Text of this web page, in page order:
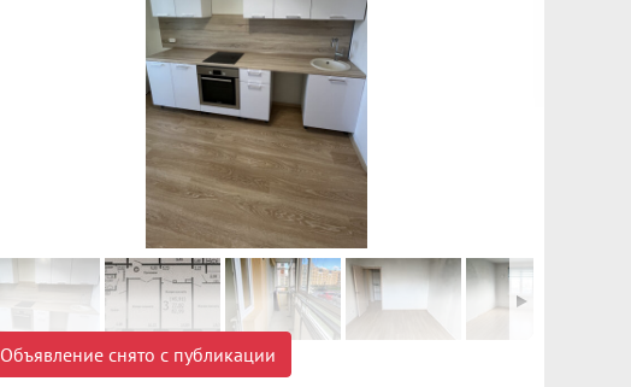
Объявление снято с публикации